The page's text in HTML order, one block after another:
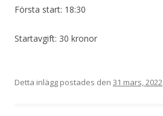
Första start: 18:30
Startavgift: 30 kronor
Detta inlägg postades den 31 mars, 2022